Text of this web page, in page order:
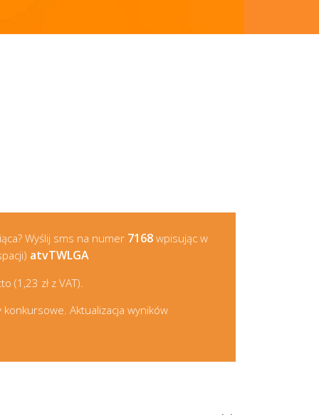
Wyślij sms na numer 7168 wpisując w
atvTWLGA
(1,23 zł z VAT).
Aktualizacja wyników